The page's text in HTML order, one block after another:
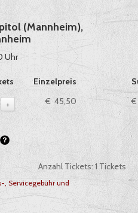
(Mannheim),
Uhr
sofern verfügbar
Einzelpreis
+ € 45,50 €
Anzahl Tickets:1Tickets
, Servicegebühr und